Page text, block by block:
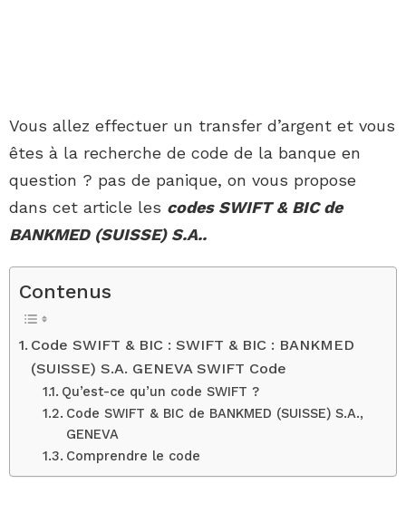
Vous allez effectuer un transfer d’argent et vous
êtes à la recherche de code de la banque en
question ? pas de panique, on vous propose
dans cet article les codes SWIFT & BIC de
BANKMED (SUISSE) S.A..
Contenus
Code SWIFT & BIC : SWIFT & BIC : BANKMED
(SUISSE) S.A. GENEVA SWIFT Code
Qu’est-ce qu’un code SWIFT ?
Code SWIFT & BIC de BANKMED (SUISSE) S.A.,
GENEVA
Comprendre le code